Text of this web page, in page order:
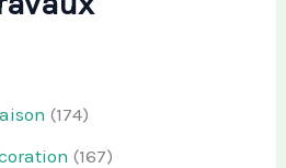
(174)
(167)